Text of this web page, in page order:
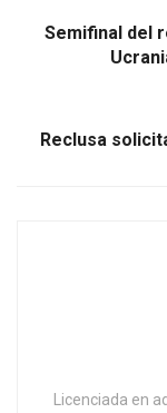
Semifinal del
Reclusa
Licenciada en